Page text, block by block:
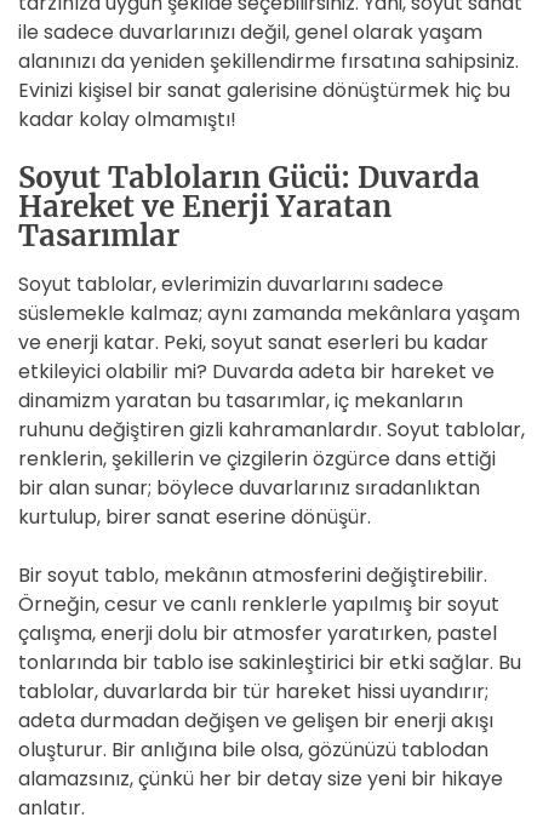
ile sadece duvarlarınızı değil, genel olarak yaşam
alanınızı da yeniden şekillendirme fırsatına sahipsiniz.
Evinizi kişisel bir sanat galerisine dönüştürmek hiç bu
kadar kolay olmamıştı!
Soyut Tabloların Gücü: Duvarda
Hareket ve Enerji Yaratan
Tasarımlar
Soyut tablolar, evlerimizin duvarlarını sadece
süslemekle kalmaz; aynı zamanda mekânlara yaşam
ve enerji katar. Peki, soyut sanat eserleri bu kadar
etkileyici olabilir mi? Duvarda adeta bir hareket ve
dinamizm yaratan bu tasarımlar, iç mekanların
ruhunu değiştiren gizli kahramanlardır. Soyut tablolar,
renklerin, şekillerin ve çizgilerin özgürce dans ettiği
bir alan sunar; böylece duvarlarınız sıradanlıktan
kurtulup, birer sanat eserine dönüşür.
Bir soyut tablo, mekânın atmosferini değiştirebilir.
Örneğin, cesur ve canlı renklerle yapılmış bir soyut
çalışma, enerji dolu bir atmosfer yaratırken, pastel
tonlarında bir tablo ise sakinleştirici bir etki sağlar. Bu
tablolar, duvarlarda bir tür hareket hissi uyandırır;
adeta durmadan değişen ve gelişen bir enerji akışı
oluşturur. Bir anlığına bile olsa, gözünüzü tablodan
alamazsınız, çünkü her bir detay size yeni bir hikaye
anlatır.